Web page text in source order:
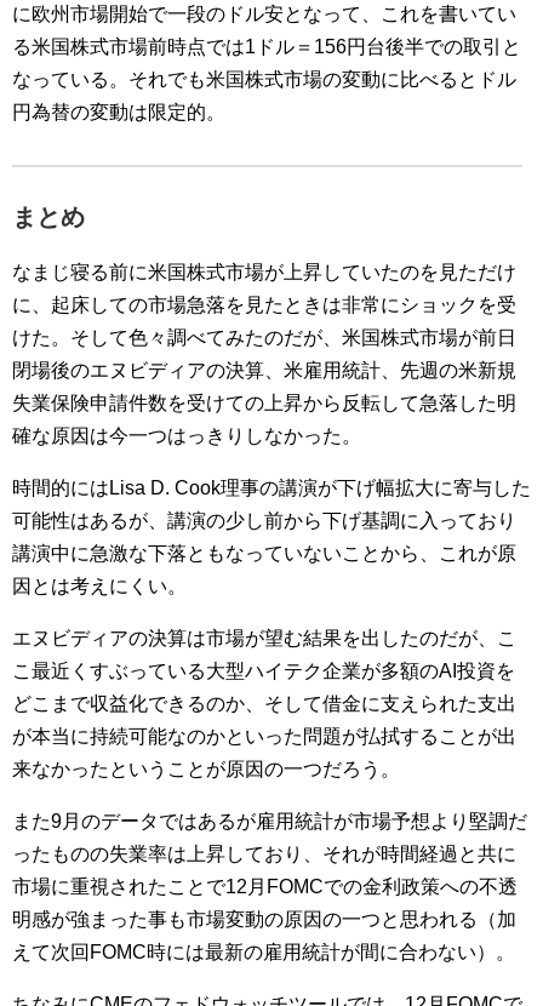
に欧州市場開始で一段のドル安となって、これを書いてい
る米国株式市場前時点では1ドル＝156円台後半での取引と
なっている。それでも米国株式市場の変動に比べるとドル
円為替の変動は限定的。
まとめ
なまじ寝る前に米国株式市場が上昇していたのを見ただけ
に、起床しての市場急落を見たときは非常にショックを受
けた。そして色々調べてみたのだが、米国株式市場が前日
閉場後のエヌビディアの決算、米雇用統計、先週の米新規
失業保険申請件数を受けての上昇から反転して急落した明
確な原因は今一つはっきりしなかった。
時間的にはLisa D. Cook理事の講演が下げ幅拡大に寄与した
可能性はあるが、講演の少し前から下げ基調に入っており
講演中に急激な下落ともなっていないことから、これが原
因とは考えにくい。
エヌビディアの決算は市場が望む結果を出したのだが、こ
こ最近くすぶっている大型ハイテク企業が多額のAI投資を
どこまで収益化できるのか、そして借金に支えられた支出
が本当に持続可能なのかといった問題が払拭することが出
来なかったということが原因の一つだろう。
また9月のデータではあるが雇用統計が市場予想より堅調だ
ったものの失業率は上昇しており、それが時間経過と共に
市場に重視されたことで12月FOMCでの金利政策への不透
明感が強まった事も市場変動の原因の一つと思われる（加
えて次回FOMC時には最新の雇用統計が間に合わない）。